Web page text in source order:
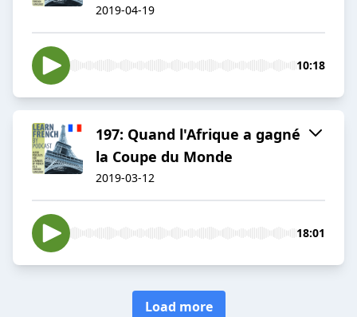
2019-04-19
10:18
197: Quand l'Afrique a gagné
la Coupe du Monde
2019-03-12
18:01
Load more